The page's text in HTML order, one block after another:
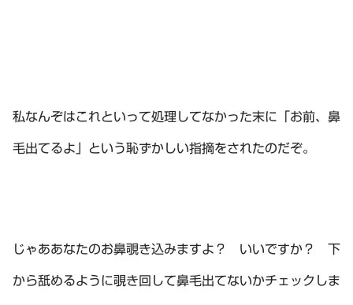
私なんぞはこれといって処理してなかった末に「お前、鼻
毛出てるよ」という恥ずかしい指摘をされたのだぞ。
じゃああなたのお鼻覗き込みますよ？ いいですか？ 下
から舐めるように覗き回して鼻毛出てないかチェックしま